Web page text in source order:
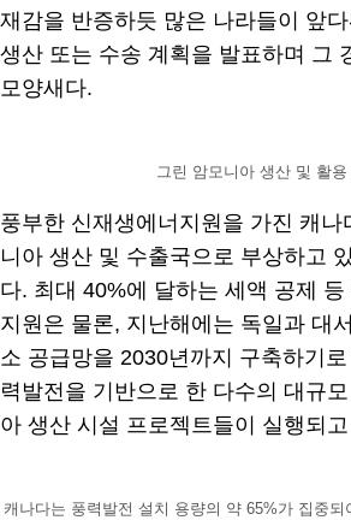
재감을 반증하듯 많은 나라들이 앞
생산 또는 수송 계획을 발표하며 그
모양새다.
그린 암모니아 생산 및 활용
풍부한 신재생에너지원을 가진 캐나
니아 생산 및 수출국으로 부상하고
다. 최대 40%에 달하는 세액 공제
지원은 물론, 지난해에는 독일과 대
소 공급망을 2030년까지 구축하기
력발전을 기반으로 한 다수의 대규모
아 생산 시설 프로젝트들이 실행되
캐나다는 풍력발전 설치 용량의 약 65%가 집중